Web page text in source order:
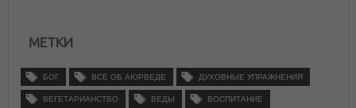
МЕТКИ
БОГ ВСЕ ОБ АЮРВЕДЕ ДУХОВНЫЕ УПРАЖНЕНИЯ
ВЕГЕТАРИАНСТВО ВЕДЫ ВОСПИТАНИЕ